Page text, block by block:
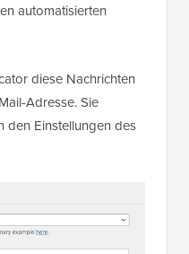
automatisierten
diese Nachrichten
Adresse. Sie
den Einstellungen des